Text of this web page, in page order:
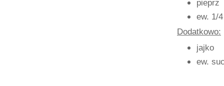
pieprz
ew. 1/
Dodatkowo:
jajko
ew.